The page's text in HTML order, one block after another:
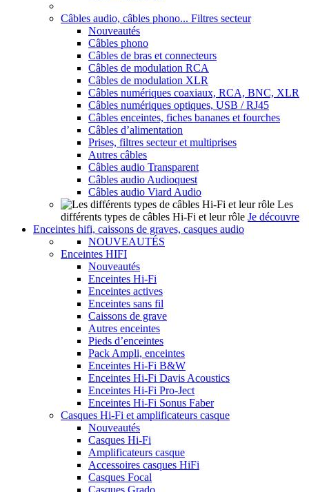
Câbles audio, câbles phono... Filtres secteur
Nouveautés
Câbles phono
Câbles de bras et connecteurs
Câbles de modulation RCA
Câbles de modulation XLR
Câbles numériques coaxiaux, RCA, BNC, XLR
Câbles numériques optiques, USB / RJ45
Câbles enceintes, fiches bananes et fourches
Câbles d’alimentation
Prises, filtres secteur et multiprises
Autres câbles
Câbles audio Transparent
Câbles audio Audioquest
Câbles audio Viard Audio
Les
différents types de câbles Hi-Fi et leur rôle Je découvre
Enceintes hifi, caissons de graves, casques audio
NOUVEAUTÉS
Enceintes HIFI
Nouveautés
Enceintes Hi-Fi
Enceintes actives
Enceintes sans fil
Caissons de grave
Autres enceintes
Pieds d’enceintes
Pack Ampli, enceintes
Enceintes Hi-Fi B&W
Enceintes Hi-Fi Davis Acoustics
Enceintes Hi-Fi Pro-Ject
Enceintes Hi-Fi Sonus Faber
Casques Hi-Fi et amplificateurs casque
Nouveautés
Casques Hi-Fi
Amplificateurs casque
Accessoires casques HiFi
Casques Focal
Casques Grado